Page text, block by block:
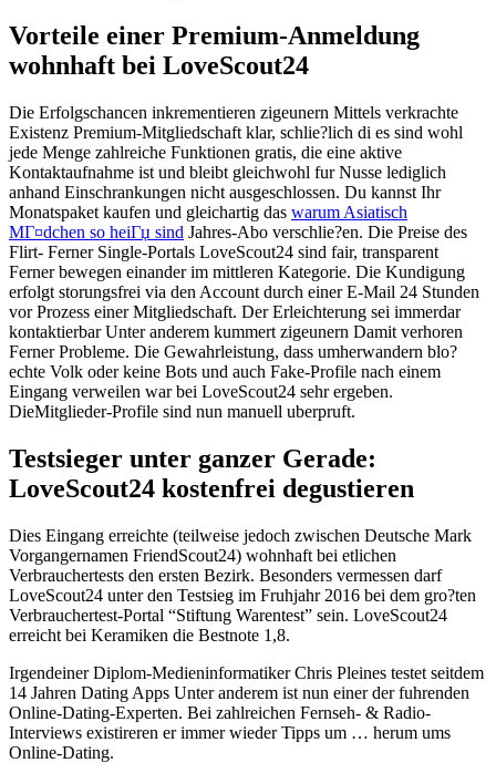
Vorteile einer Premium-Anmeldung
wohnhaft bei LoveScout24
Die Erfolgschancen inkrementieren zigeunern Mittels verkrachte
Existenz Premium-Mitgliedschaft klar, schlie?lich di es sind wohl
jede Menge zahlreiche Funktionen gratis, die eine aktive
Kontaktaufnahme ist und bleibt gleichwohl fur Nusse lediglich
anhand Einschrankungen nicht ausgeschlossen. Du kannst Ihr
Monatspaket kaufen und gleichartig das warum Asiatisch
MГ¤dchen so heiГџ sind Jahres-Abo verschlie?en. Die Preise des
Flirt- Ferner Single-Portals LoveScout24 sind fair, transparent
Ferner bewegen einander im mittleren Kategorie. Die Kundigung
erfolgt storungsfrei via den Account durch einer E-Mail 24 Stunden
vor Prozess einer Mitgliedschaft. Der Erleichterung sei immerdar
kontaktierbar Unter anderem kummert zigeunern Damit verhoren
Ferner Probleme. Die Gewahrleistung, dass umherwandern blo?
echte Volk oder keine Bots und auch Fake-Profile nach einem
Eingang verweilen war bei LoveScout24 sehr ergeben.
DieMitglieder-Profile sind nun manuell uberpruft.
Testsieger unter ganzer Gerade:
LoveScout24 kostenfrei degustieren
Dies Eingang erreichte (teilweise jedoch zwischen Deutsche Mark
Vorgangernamen FriendScout24) wohnhaft bei etlichen
Verbrauchertests den ersten Bezirk. Besonders vermessen darf
LoveScout24 unter den Testsieg im Fruhjahr 2016 bei dem gro?ten
Verbrauchertest-Portal “Stiftung Warentest” sein. LoveScout24
erreicht bei Keramiken die Bestnote 1,8.
Irgendeiner Diplom-Medieninformatiker Chris Pleines testet seitdem
14 Jahren Dating Apps Unter anderem ist nun einer der fuhrenden
Online-Dating-Experten. Bei zahlreichen Fernseh- & Radio-
Interviews existireren er immer wieder Tipps um … herum ums
Online-Dating.